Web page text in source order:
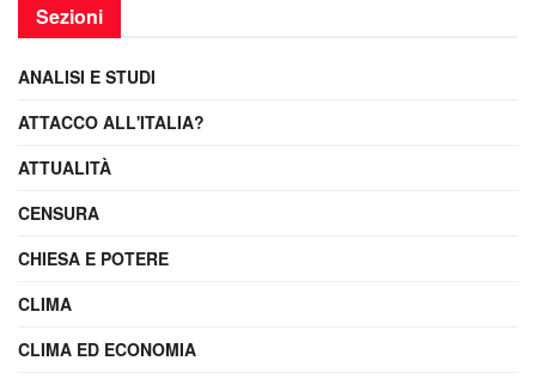
Sezioni
ANALISI E STUDI
ATTACCO ALL'ITALIA?
ATTUALITÀ
CENSURA
CHIESA E POTERE
CLIMA
CLIMA ED ECONOMIA